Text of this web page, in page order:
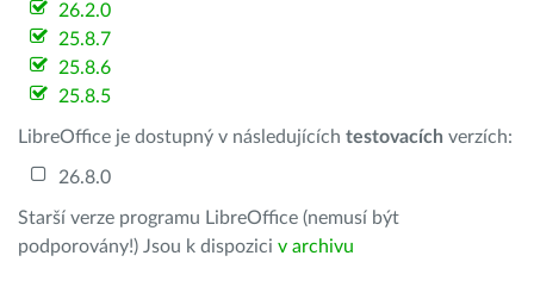
26.2.0
25.8.7
25.8.6
25.8.5
LibreOffice je dostupný v následujících testovacích verzích:
26.8.0
Starší verze programu LibreOffice (nemusí být
podporovány!) Jsou k dispozici v archivu